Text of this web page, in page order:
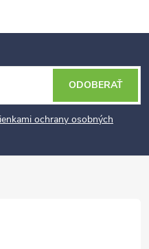
ochrany osobných
ODOBERAŤ